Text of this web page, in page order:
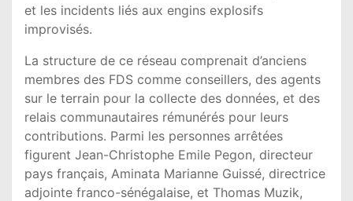
et les incidents liés aux engins explosifs
improvisés.
La structure de ce réseau comprenait d’anciens
membres des FDS comme conseillers, des agents
sur le terrain pour la collecte des données, et des
relais communautaires rémunérés pour leurs
contributions. Parmi les personnes arrêtées
figurent Jean-Christophe Emile Pegon, directeur
pays français, Aminata Marianne Guissé, directrice
adjointe franco-sénégalaise, et Thomas Muzik,